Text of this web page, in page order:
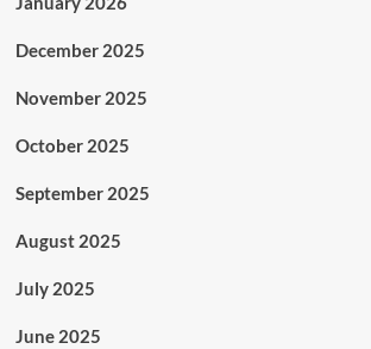
December 2025
November 2025
October 2025
September 2025
August 2025
July 2025
June 2025